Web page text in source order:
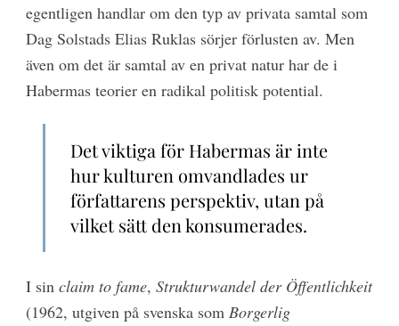
egentligen handlar om den typ av privata samtal som
Dag Solstads Elias Ruklas sörjer förlusten av. Men
även om det är samtal av en privat natur har de i
Habermas teorier en radikal politisk potential.
Det viktiga för Habermas är inte
hur kulturen omvandlades ur
författarens perspektiv, utan på
vilket sätt den konsumerades.
I sin claim to fame, Strukturwandel der Öffentlichkeit
(1962, utgiven på svenska som Borgerlig